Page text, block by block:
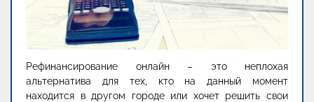
Рефинансирование онлайн – это неплохая
альтернатива для тех, кто на данный момент
находится в другом городе или хочет решить свои